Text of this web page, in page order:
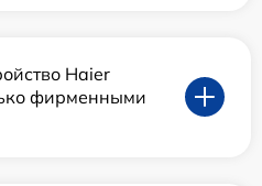
Haier
фирменными